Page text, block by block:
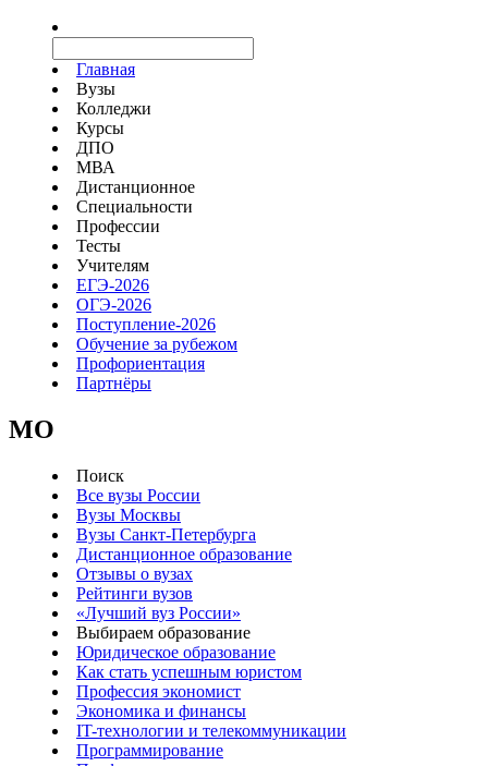
Главная
Вузы
Колледжи
Курсы
ДПО
МВА
Дистанционное
Специальности
Профессии
Тесты
Учителям
ЕГЭ-2026
ОГЭ-2026
Поступление-2026
Обучение за рубежом
Профориентация
Партнёры
MO
Поиск
Все вузы России
Вузы Москвы
Вузы Санкт-Петербурга
Дистанционное образование
Отзывы о вузах
Рейтинги вузов
«Лучший вуз России»
Выбираем образование
Юридическое образование
Как стать успешным юристом
Профессия экономист
Экономика и финансы
IT-технологии и телекоммуникации
Программирование